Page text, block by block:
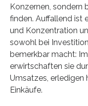
Konzernen, sondern
finden. Auffallend ist
und Konzentration
sowohl bei
bemerkbar macht:
erwirtschaften sie
Umsatzes, erledigen
Einkäufe.